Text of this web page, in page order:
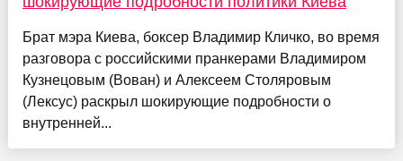
Брат мэра Киева, боксер Владимир Кличко, во время
разговора с российскими пранкерами Владимиром
Кузнецовым (Вован) и Алексеем Столяровым
(Лексус) раскрыл шокирующие подробности о
внутренней...